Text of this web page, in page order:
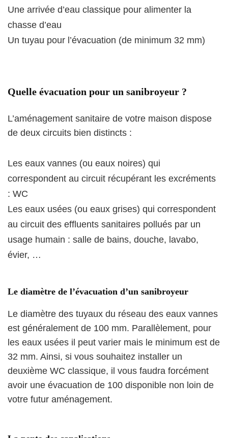
Une arrivée d’eau classique pour alimenter la
chasse d’eau
Un tuyau pour l’évacuation (de minimum 32 mm)
Quelle évacuation pour un sanibroyeur ?
L’aménagement sanitaire de votre maison dispose
de deux circuits bien distincts :
Les eaux vannes (ou eaux noires) qui
correspondent au circuit récupérant les excréments
: WC
Les eaux usées (ou eaux grises) qui correspondent
au circuit des effluents sanitaires pollués par un
usage humain : salle de bains, douche, lavabo,
évier, …
Le diamètre de l’évacuation d’un sanibroyeur
Le diamètre des tuyaux du réseau des eaux vannes
est généralement de 100 mm. Parallèlement, pour
les eaux usées il peut varier mais le minimum est de
32 mm. Ainsi, si vous souhaitez installer un
deuxième WC classique, il vous faudra forcément
avoir une évacuation de 100 disponible non loin de
votre futur aménagement.